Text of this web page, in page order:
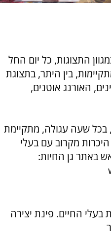
התצוגות, כל יום החל
מתקיימות, בין היתר, בתצוגת
האורנג אוטנים,
בכל יום החל מהשעה 11:00, בכל שעה עגולה, מתקיימת
מקרוב עם בעלי
באתר גן החיות:
בעלי החיים. פינת יצירה